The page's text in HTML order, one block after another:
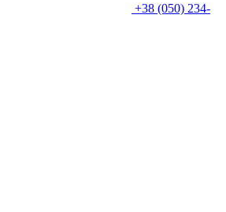
+38 (050) 234-